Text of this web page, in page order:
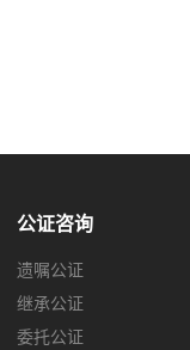
公证咨询
遗嘱公证
继承公证
委托公证